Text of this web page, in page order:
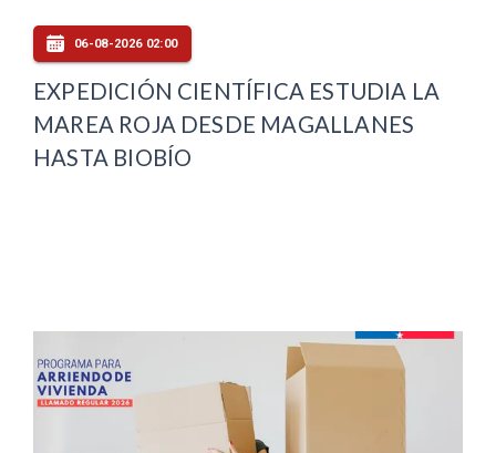
06-08-2026 02:00
EXPEDICIÓN CIENTÍFICA ESTUDIA LA
MAREA ROJA DESDE MAGALLANES
HASTA BIOBÍO